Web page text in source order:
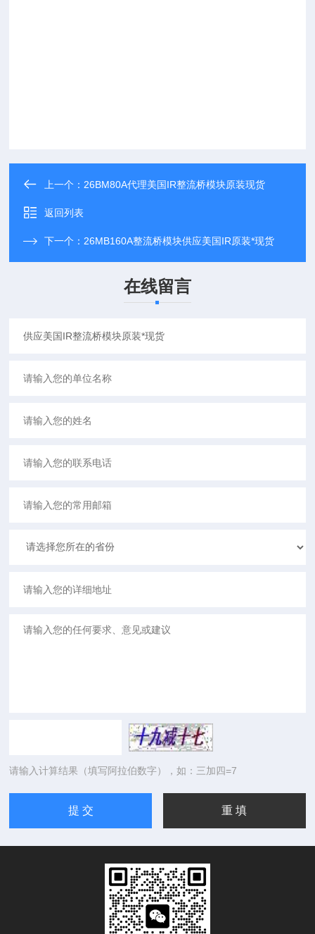
上一个： 26BM80A代理美国IR整流桥模块原装现货
返回列表
下一个： 26MB160A整流桥模块供应美国IR原装*现货
在线留言
请输入计算结果（填写阿拉伯数字），如：三加四=7